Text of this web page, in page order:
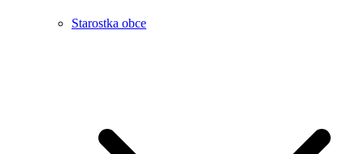
Starostka obce